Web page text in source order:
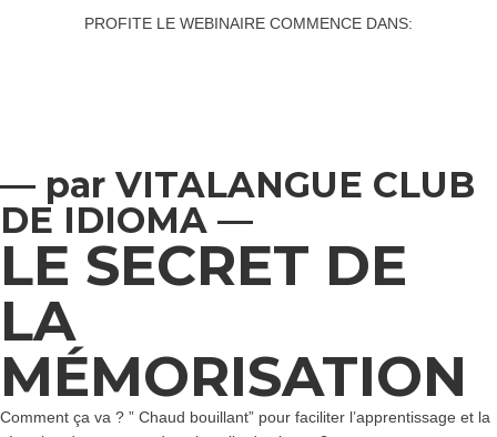
PROFITE LE WEBINAIRE COMMENCE DANS:
— par VITALANGUE CLUB
DE IDIOMA —
LE SECRET DE
LA
MÉMORISATION
Comment ça va ? ” Chaud bouillant” pour faciliter l’apprentissage et la